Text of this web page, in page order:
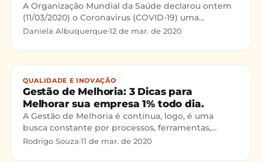
A Organização Mundial da Saúde declarou ontem
(11/03/2020) o Coronavirus (COVID-19) uma
pandemia. A decisão foi anunciada pelo chefe da
países, inclusive no Brasil.
Daniela Albuquerque·12 de mar. de 2020
QUALIDADE E INOVAÇÃO
Gestão de Melhoria: 3 Dicas para
Melhorar sua empresa 1% todo dia.
A Gestão de Melhoria é contínua, logo, é uma
busca constante por processos, ferramentas,
treinamentos...melhores, que otimizem tempo,
Rodrigo Souza·11 de mar. de 2020